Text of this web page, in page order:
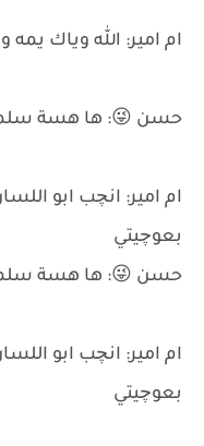
ام امير: الله وياك
حسن 😜: ها هسة
ام امير: انچب ابو
بعوچيتي
حسن 😜: ها هسة
ام امير: انچب ابو
بعوچيتي